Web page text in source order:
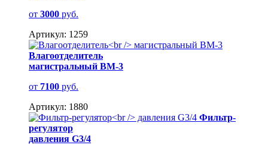
от 3000 руб.
Артикул: 1259
Влагоотделитель
магистральный ВМ-3
от 7100 руб.
Артикул: 1880
Фильтр-
регулятор
давления G3/4